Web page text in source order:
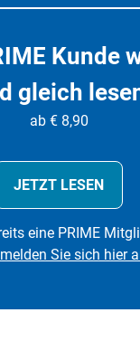
Kunde
gleich
ab € 8,90
JETZT LESEN
eine PRIME
Sie sich hier